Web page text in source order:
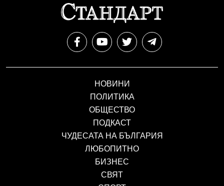
НОВИНИ
ПОЛИТИКА
ОБЩЕСТВО
ПОДКАСТ
ЧУДЕСАТА НА БЪЛГАРИЯ
ЛЮБОПИТНО
БИЗНЕС
СВЯТ